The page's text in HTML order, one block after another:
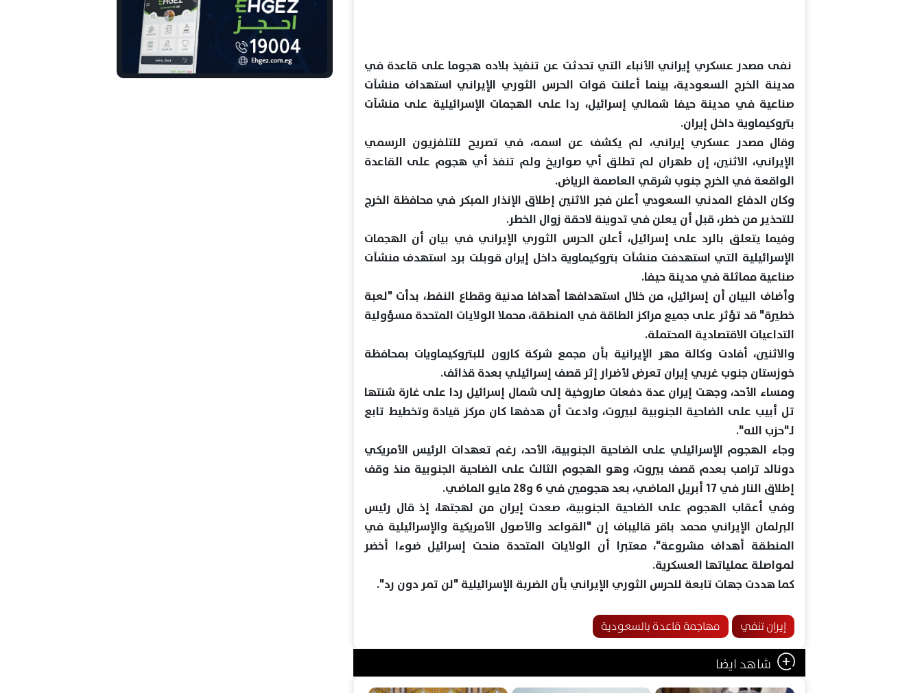
نفى مصدر عسكري إيراني الأنباء التي تحدثت عن تنفيذ بلاده هجوما على قاعدة في
مدينة الخرج السعودية، بينما أعلنت قوات الحرس الثوري الإيراني استهداف منشآت
صناعية في مدينة حيفا شمالي إسرائيل، ردا على الهجمات الإسرائيلية على منشآت
بتروكيماوية داخل إيران.
وقال مصدر عسكري إيراني، لم يكشف عن اسمه، في تصريح للتلفزيون الرسمي
الإيراني، الاثنين، إن طهران لم تطلق أي صواريخ ولم تنفذ أي هجوم على القاعدة
الواقعة في الخرج جنوب شرقي العاصمة الرياض.
وكان الدفاع المدني السعودي أعلن فجر الاثنين إطلاق الإنذار المبكر في محافظة الخرج
للتحذير من خطر، قبل أن يعلن في تدوينة لاحقة زوال الخطر.
وفيما يتعلق بالرد على إسرائيل، أعلن الحرس الثوري الإيراني في بيان أن الهجمات
الإسرائيلية التي استهدفت منشآت بتروكيماوية داخل إيران قوبلت برد استهدف منشآت
صناعية مماثلة في مدينة حيفا.
وأضاف البيان أن إسرائيل، من خلال استهدافها أهدافا مدنية وقطاع النفط، بدأت "لعبة
خطيرة" قد تؤثر على جميع مراكز الطاقة في المنطقة، محملا الولايات المتحدة مسؤولية
التداعيات الاقتصادية المحتملة.
والاثنين، أفادت وكالة مهر الإيرانية بأن مجمع شركة كارون للبتروكيماويات بمحافظة
خوزستان جنوب غربي إيران تعرض لأضرار إثر قصف إسرائيلي بعدة قذائف.
ومساء الأحد، وجهت إيران عدة دفعات صاروخية إلى شمال إسرائيل ردا على غارة شنتها
تل أبيب على الضاحية الجنوبية لبيروت، وادعت أن هدفها كان مركز قيادة وتخطيط تابع
لـ"حزب الله".
وجاء الهجوم الإسرائيلي على الضاحية الجنوبية، الأحد، رغم تعهدات الرئيس الأمريكي
دونالد ترامب بعدم قصف بيروت، وهو الهجوم الثالث على الضاحية الجنوبية منذ وقف
إطلاق النار في 17 أبريل الماضي، بعد هجومين في 6 و28 مايو الماضي.
وفي أعقاب الهجوم على الضاحية الجنوبية، صعدت إيران من لهجتها، إذ قال رئيس
البرلمان الإيراني محمد باقر قاليباف إن "القواعد والأصول الأمريكية والإسرائيلية في
المنطقة أهداف مشروعة"، معتبرا أن الولايات المتحدة منحت إسرائيل ضوءا أخضر
لمواصلة عملياتها العسكرية.
كما هددت جهات تابعة للحرس الثوري الإيراني بأن الضربة الإسرائيلية "لن تمر دون رد".
إيران تنفي مهاجمة قاعدة بالسعودية
شاهد ايضا